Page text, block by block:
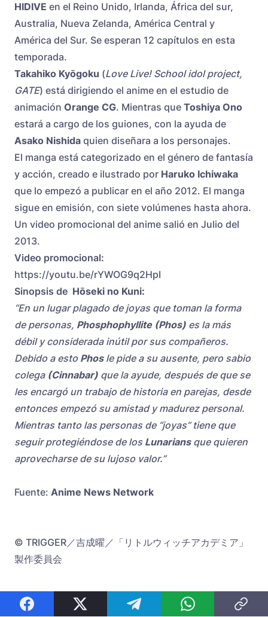
HIDIVE en el Reino Unido, Irlanda, África del sur,
Australia, Nueva Zelanda, América Central y
América del Sur. Se esperan 12 capítulos en esta
temporada.
Takahiko Kyōgoku (Love Live! School idol project,
GATE) está dirigiendo el anime en el estudio de
animación Orange CG. Mientras que Toshiya Ono
estará a cargo de los guiones, con la ayuda de
Asako Nishida quien diseñara a los personajes.
El manga está categorizado en el género de fantasía
y acción, creado e ilustrado por Haruko Ichiwaka
que lo empezó a publicar en el año 2012. El manga
sigue en emisión, con siete volúmenes hasta ahora.
Un video promocional del anime salió en Julio del
2013.
Video promocional:
https://youtu.be/rYWOG9q2HpI
Sinopsis de Hōseki no Kuni:
“En un lugar plagado de joyas que toman la forma
de personas, Phosphophyllite (Phos) es la más
débil y considerada inútil por sus compañeros.
Debido a esto Phosle pide a su ausente, pero sabio
colega (Cinnabar) que la ayude, después de que se
les encargó un trabajo de historia en parejas, desde
entonces empezó su amistad y madurez personal.
Mientras tanto las personas de “joyas” tiene que
seguir protegiéndose de los Lunariansque quieren
aprovecharse de su lujoso valor.”
Fuente: Anime News Network
© TRIGGER／吉成曜／「リトルウィッチアカデミア」
製作委員会